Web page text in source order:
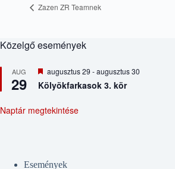
Zazen ZR Teamnek
Közelgő események
AUG
29
K
i
e
e
augusztus 29 -augusztus 30
Kölyökfarkasok 3. kör
Naptár megtekintése
Események